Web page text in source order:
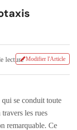
lecture Modifier l'Article
se conduit toute
les rues
remarquable. Ce